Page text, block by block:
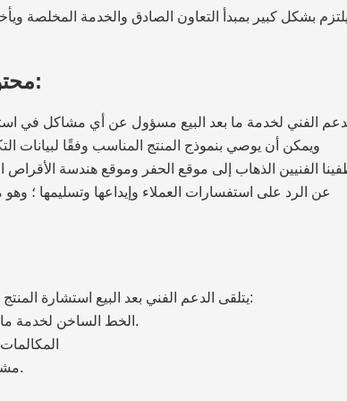
يلتزم بشكل كبير بمبدأ التعاون الصادق والخدمة المخلصة
محتوى خدمة ما بعد البيع ومسؤولياتها:
الفني لخدمة ما بعد البيع مسؤول عن أي مشاكل في
ويمكن أن يوصي بنموذج المنتج المناسب وفقًا لبيانات
الفنيين الذهاب إلى موقع الحفر وموقع هندسة
عن الرد على استفسارات العملاء وإيداعها وتسليمها ؛
1. يتلقى الدعم الفني بعد البيع استشارة المنتج من العملاء من خلال قنوات مختلفة ، بما في ذلك:
(أ) الخط الساخن لخدمة ما بعد البيع لدينا: ، سوف ينقل الهاتف إلى مهندسينا.
(ب)
(ج) مشاكل المنتج المبلغ عنها من قبل موظفي الأعمال.